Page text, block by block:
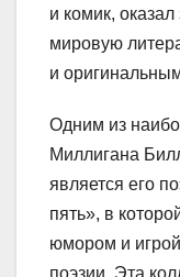
и комик,
мировую
и
Одним из
Миллигана
является его
пять», в
юмором и
поэзии. Эта